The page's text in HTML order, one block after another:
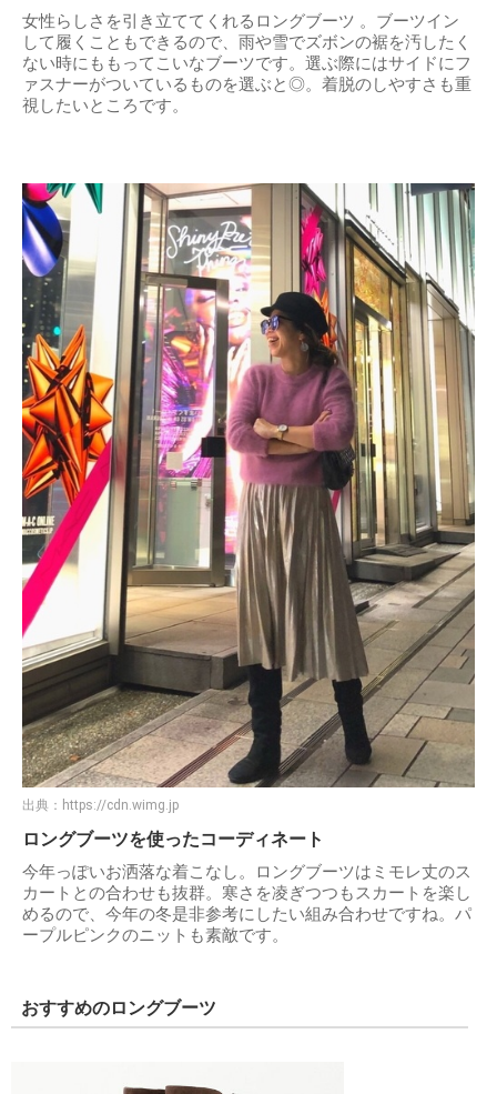
女性らしさを引き立ててくれるロングブーツ 。ブーツイン
して履くこともできるので、雨や雪でズボンの裾を汚したく
ない時にももってこいなブーツです。選ぶ際にはサイドにフ
ァスナーがついているものを選ぶと◎。着脱のしやすさも重
視したいところです。
出典： https://cdn.wimg.jp
ロングブーツを使ったコーディネート
今年っぽいお洒落な着こなし。ロングブーツはミモレ丈のス
カートとの合わせも抜群。寒さを凌ぎつつもスカートを楽し
めるので、今年の冬是非参考にしたい組み合わせですね。パ
ープルピンクのニットも素敵です。
おすすめのロングブーツ